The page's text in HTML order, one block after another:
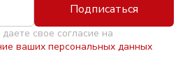
Подписаться
свое согласие на
ваших персональных данных